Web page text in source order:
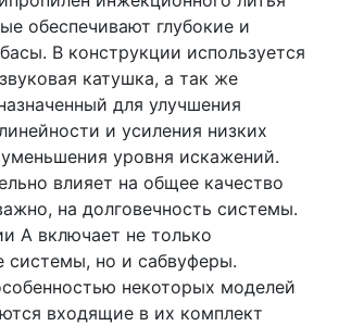
обеспечивают глубокие и
В конструкции используется
катушка, а так же
для улучшения
и усиления низких
уровня искажений.
влияет на общее качество
на долговечность системы.
А включает не только
системы, но и сабвуферы.
некоторых моделей
входящие в их комплект